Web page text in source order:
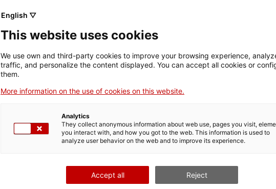
English ▽
This website uses cookies
We use own and third-party cookies to improve your browsing experience,
traffic, and personalize the content displayed. You can accept all cookies or
them.
More information on the use of cookies on this website.
Analytics
They collect anonymous information about web use, pages you visit,
you interact with, and how you got to the web. This information is used to
analyze user behavior on the web and to improve its experience.
Accept all Reject